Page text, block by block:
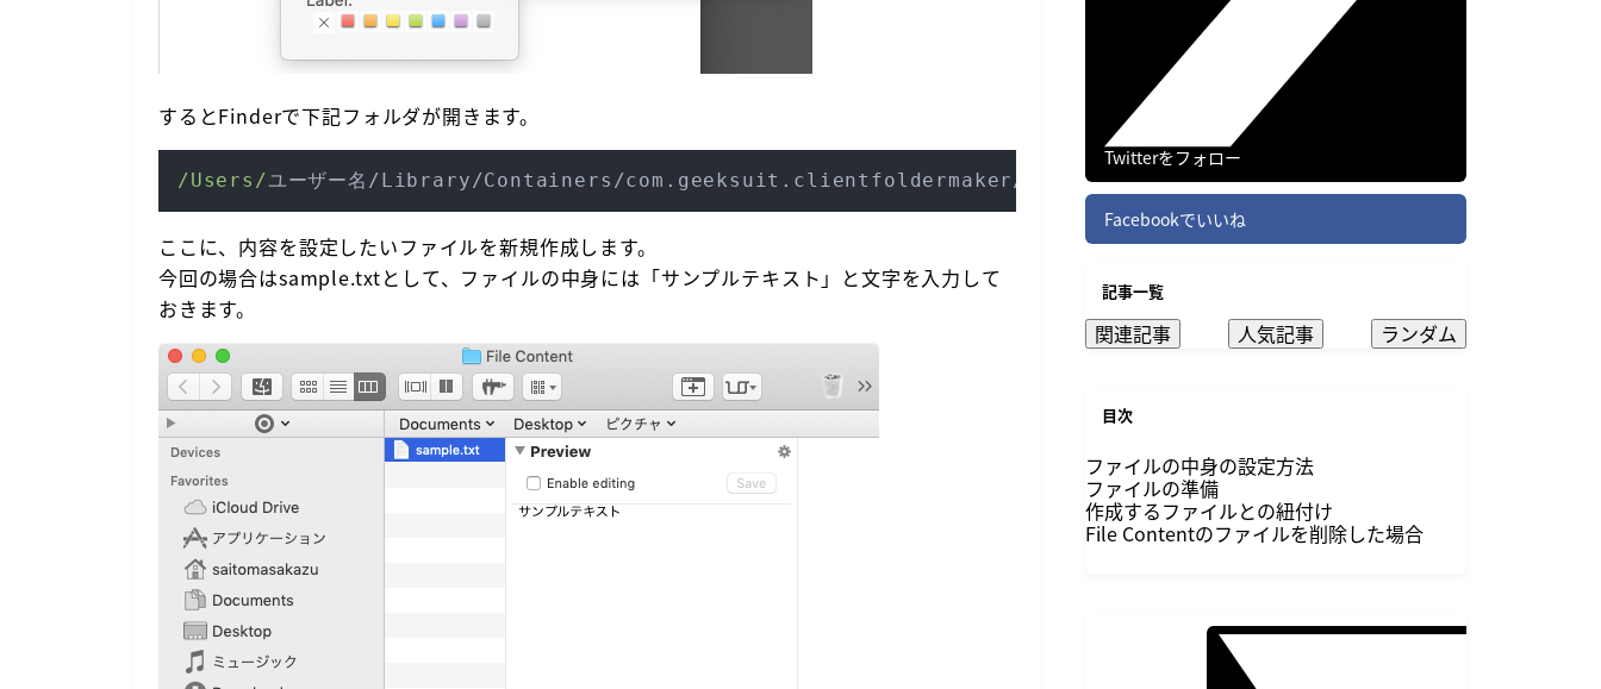
するとFinderで下記フォルダが開きます。
/Users/ユーザー名/Library/Containers/com.geeksuit.clientfoldermaker/Data/Library/Application\ Support/Client\
ここに、内容を設定したいファイルを新規作成します。
今回の場合はsample.txtとして、ファイルの中身には「サンプルテキスト」と文字を入力して
おきます。
Twitterをフォロー
Facebookでいいね
記事一覧
関連記事 人気記事 ランダム
目次
ファイルの中身の設定方法
ファイルの準備
作成するファイルとの紐付け
File Contentのファイルを削除した場合